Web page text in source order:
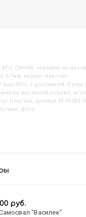
0.7мм, корпус пластик
kupi35.ru с доставкой. Ручка
на масляной основе,
пластик, артикул M-15583-
фото
руб.
"Василек"